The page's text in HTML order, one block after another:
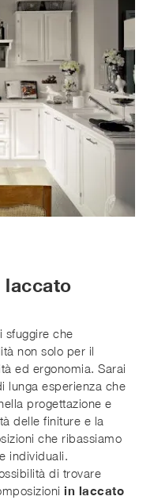
laccato
sfuggire che
non solo per il
ed ergonomia. Sarai
lunga esperienza che
progettazione e
delle finiture e la
che ribassiamo
individuali.
di trovare
in laccato